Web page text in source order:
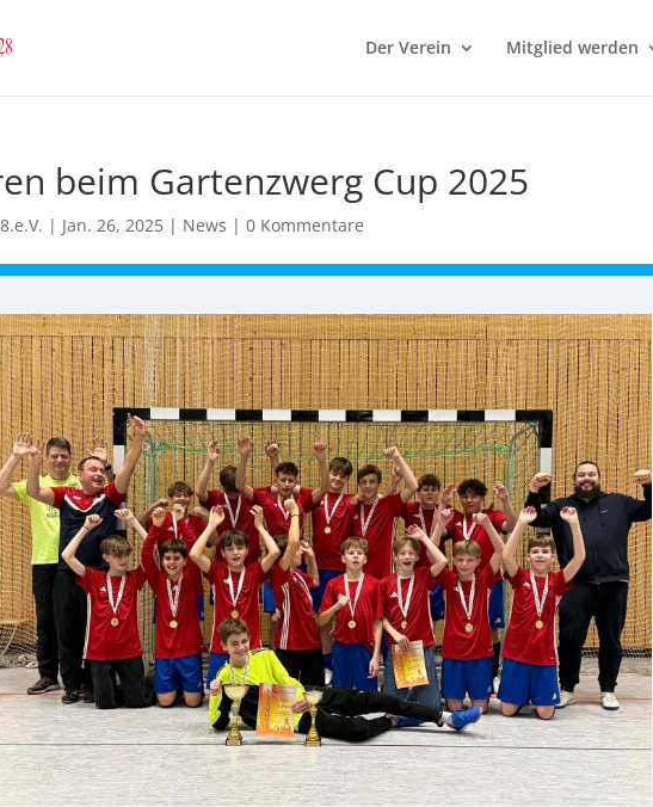
Der Verein Mitglied werden
beim Gartenzwerg Cup 2025
| Jan. 26, 2025 | News |0 Kommentare